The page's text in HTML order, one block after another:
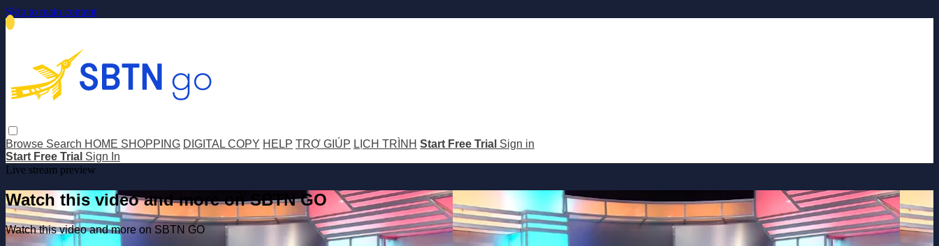
Skip to main content
Browse Search HOME SHOPPING DIGITAL COPY HELP TRỢ GIÚP LỊCH TRÌNH Start Free Trial Sign in
Start Free Trial Sign In
Live stream preview
Watch this video and more on SBTN GO
Watch this video and more on SBTN GO